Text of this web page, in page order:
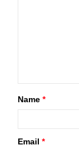
Name *
Email *